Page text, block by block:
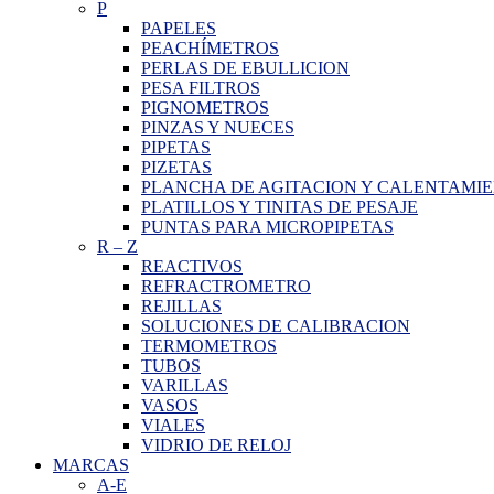
P
PAPELES
PEACHÍMETROS
PERLAS DE EBULLICION
PESA FILTROS
PIGNOMETROS
PINZAS Y NUECES
PIPETAS
PIZETAS
PLANCHA DE AGITACION Y
PLATILLOS Y TINITAS DE PESAJE
PUNTAS PARA MICROPIPETAS
R – Z
REACTIVOS
REFRACTROMETRO
REJILLAS
SOLUCIONES DE CALIBRACION
TERMOMETROS
TUBOS
VARILLAS
VASOS
VIALES
VIDRIO DE RELOJ
MARCAS
A-E